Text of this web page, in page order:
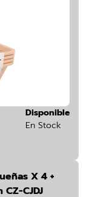
Disponible
En Stock
X 4 +
CJDJ